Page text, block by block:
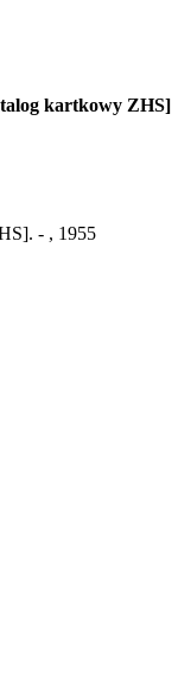
kartkowy ZHS]
- , 1955